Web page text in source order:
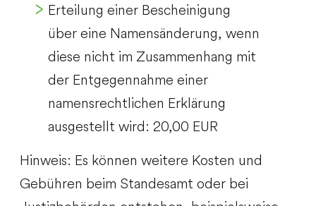
Erteilung einer Bescheinigung
über eine Namensänderung, wenn
diese nicht im Zusammenhang mit
der Entgegennahme einer
namensrechtlichen Erklärung
ausgestellt wird: 20,00 EUR
Hinweis: Es können weitere Kosten und
Gebühren beim Standesamt oder bei